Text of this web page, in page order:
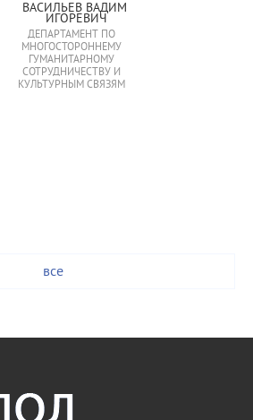
ВАСИЛЬЕВ ВАДИМ
ИГОРЕВИЧ
ДЕПАРТАМЕНТ ПО
МНОГОСТОРОННЕМУ
ГУМАНИТАРНОМУ
СОТРУДНИЧЕСТВУ И
КУЛЬТУРНЫМ СВЯЗЯМ
все